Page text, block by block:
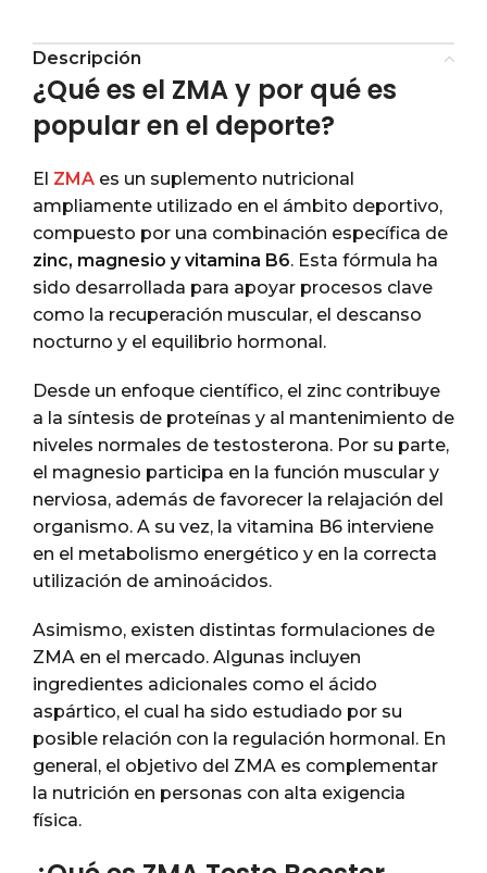
Descripción
¿Qué es el ZMA y por qué es
popular en el deporte?
El ZMA es un suplemento nutricional
ampliamente utilizado en el ámbito deportivo,
compuesto por una combinación específica de
zinc, magnesio y vitamina B6. Esta fórmula ha
sido desarrollada para apoyar procesos clave
como la recuperación muscular, el descanso
nocturno y el equilibrio hormonal.
Desde un enfoque científico, el zinc contribuye
a la síntesis de proteínas y al mantenimiento de
niveles normales de testosterona. Por su parte,
el magnesio participa en la función muscular y
nerviosa, además de favorecer la relajación del
organismo. A su vez, la vitamina B6 interviene
en el metabolismo energético y en la correcta
utilización de aminoácidos.
Asimismo, existen distintas formulaciones de
ZMA en el mercado. Algunas incluyen
ingredientes adicionales como el ácido
aspártico, el cual ha sido estudiado por su
posible relación con la regulación hormonal. En
general, el objetivo del ZMA es complementar
la nutrición en personas con alta exigencia
física.